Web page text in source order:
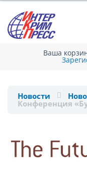
Ваша
Новости
Конференция